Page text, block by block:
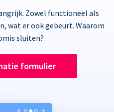
Zowel functioneel als
wat er ook gebeurt. Waarom
sluiten?
formulier